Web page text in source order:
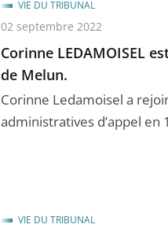
Corinne LEDAMOISEL
de Melun.
Corinne Ledamoisel a
administratives d’appel
VIE DU TRIBUNAL
02 septembre 2022
VIE DU TRIBUNAL